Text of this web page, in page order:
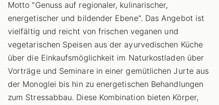
Motto "Genuss auf regionaler, kulinarischer,
energetischer und bildender Ebene". Das Angebot ist
vielfältig und reicht von frischen veganen und
vegetarischen Speisen aus der ayurvedischen Küche
über die Einkaufsmöglichkeit im Naturkostladen über
Vorträge und Seminare in einer gemütlichen Jurte aus
der Monoglei bis hin zu energetischen Behandlungen
zum Stressabbau. Diese Kombination bieten Körper,